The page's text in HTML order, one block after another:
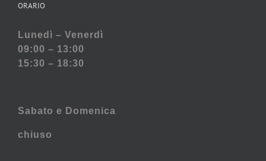
ORARIO
Lunedì – Venerdì
09:00 – 13:00
15:30 – 18:30
Sabato e Domenica
chiuso